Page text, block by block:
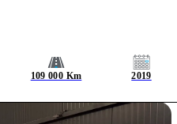
109 000 Km 2019